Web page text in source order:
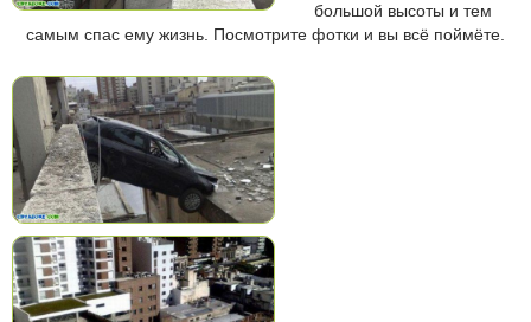
большой высоты и тем
самым спас ему жизнь. Посмотрите фотки и вы всё поймёте.